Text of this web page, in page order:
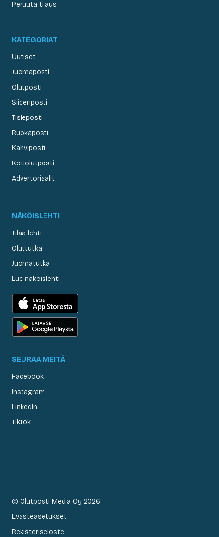
Peruuta tilaus
KATEGORIAT
Uutiset
Juomaposti
Olutposti
Siideriposti
Tisleposti
Ruokaposti
Kahviposti
Kotiolutposti
Advertoriaalit
NÄKÖISLEHTI
Tilaa lehti
Oluttutka
Juomatutka
Lue näköislehti
SEURAA MEITÄ
Facebook
Instagram
LinkedIn
Tiktok
© Olutposti Media Oy 2026
Evästeasetukset
Rekisteriseloste